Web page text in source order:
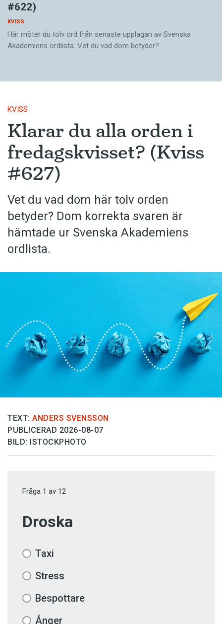
#622)
KVISS
Här möter du tolv ord från senaste upplagan av Svenska
Akademiens ordlista. Vet du vad dom betyder?
KVISS
Klarar du alla orden i
fredagskvisset? (Kviss
#627)
Vet du vad dom här tolv orden
betyder? Dom korrekta svaren är
hämtade ur Svenska Akademiens
ordlista.
TEXT: ANDERS SVENSSON
PUBLICERAD 2026-08-07
BILD: ISTOCKPHOTO
Fråga 1 av 12
Droska
Taxi
Stress
Bespottare
Ånger